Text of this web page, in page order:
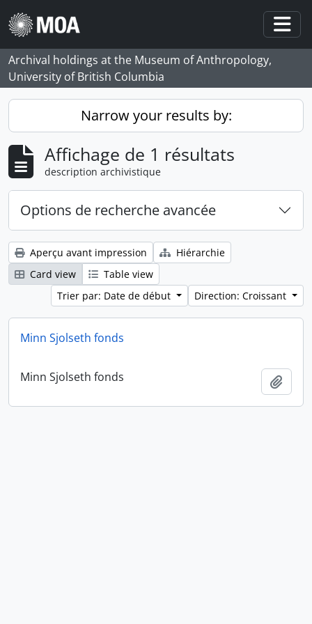
Skip to main content
Archival holdings at the Museum of Anthropology,
University of British Columbia
Narrow your results by:
Affichage de 1 résultats
description archivistique
Options de recherche avancée
Aperçu avant impression
Hiérarchie
Card view
Table view
Trier par: Date de début
Direction: Croissant
Minn Sjolseth fonds
Minn Sjolseth fonds